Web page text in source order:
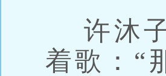
许沐子
着歌：“